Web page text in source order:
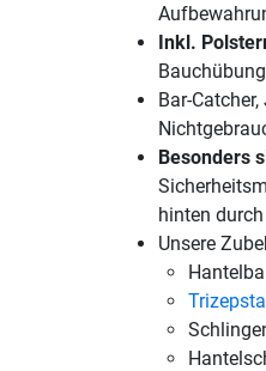
Inkl.
Bar-
Besonders
hinten
Unsere